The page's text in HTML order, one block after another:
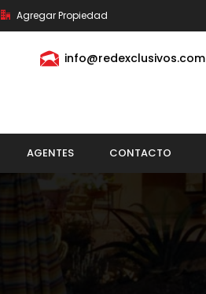
Agregar Propiedad
info@redexclusivos.com
AGENTES CONTACTO